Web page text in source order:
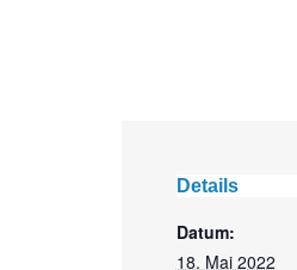
Details
Datum:
18. Mai 2022